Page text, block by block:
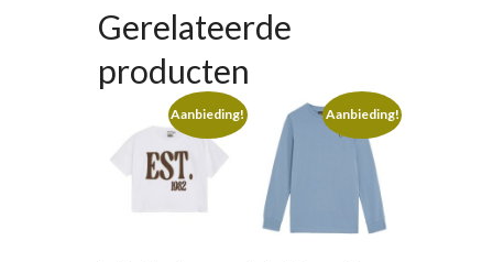
Gerelateerde
producten
Aanbieding! Aanbieding!